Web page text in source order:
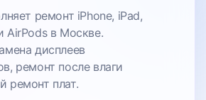
ремонт iPhone, iPad,
AirPods в Москве.
дисплеев
ремонт после влаги
ремонт плат.